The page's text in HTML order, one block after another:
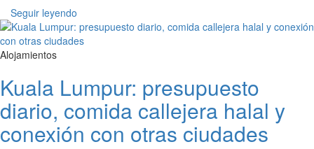
Seguir leyendo
Alojamientos
Kuala Lumpur: presupuesto
diario, comida callejera halal y
conexión con otras ciudades